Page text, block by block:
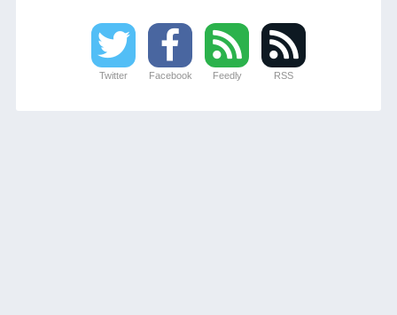
Twitter Facebook Feedly RSS